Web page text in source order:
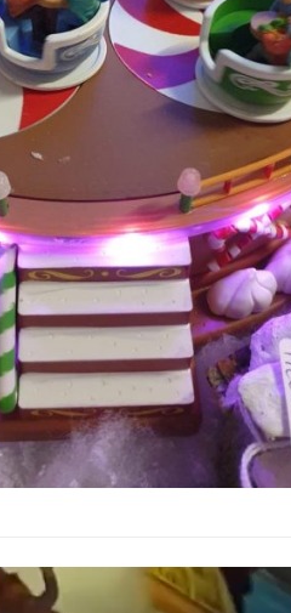
Lecteur